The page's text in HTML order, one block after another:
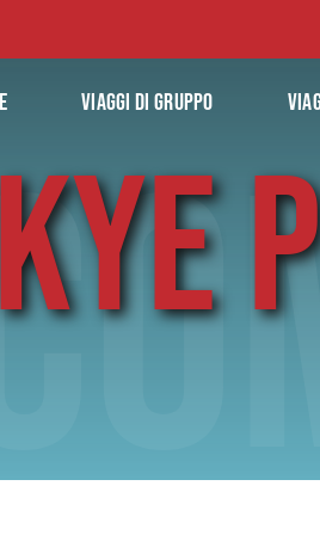
VIAGGI DI GRUPPO